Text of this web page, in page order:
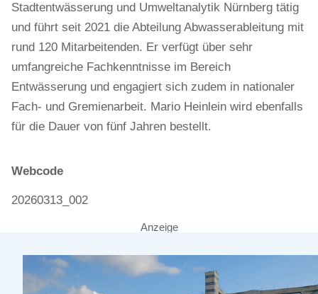
Stadtentwässerung und Umweltanalytik Nürnberg tätig
und führt seit 2021 die Abteilung Abwasserableitung mit
rund 120 Mitarbeitenden. Er verfügt über sehr
umfangreiche Fachkenntnisse im Bereich
Entwässerung und engagiert sich zudem in nationaler
Fach- und Gremienarbeit. Mario Heinlein wird ebenfalls
für die Dauer von fünf Jahren bestellt.
Webcode
20260313_002
Anzeige